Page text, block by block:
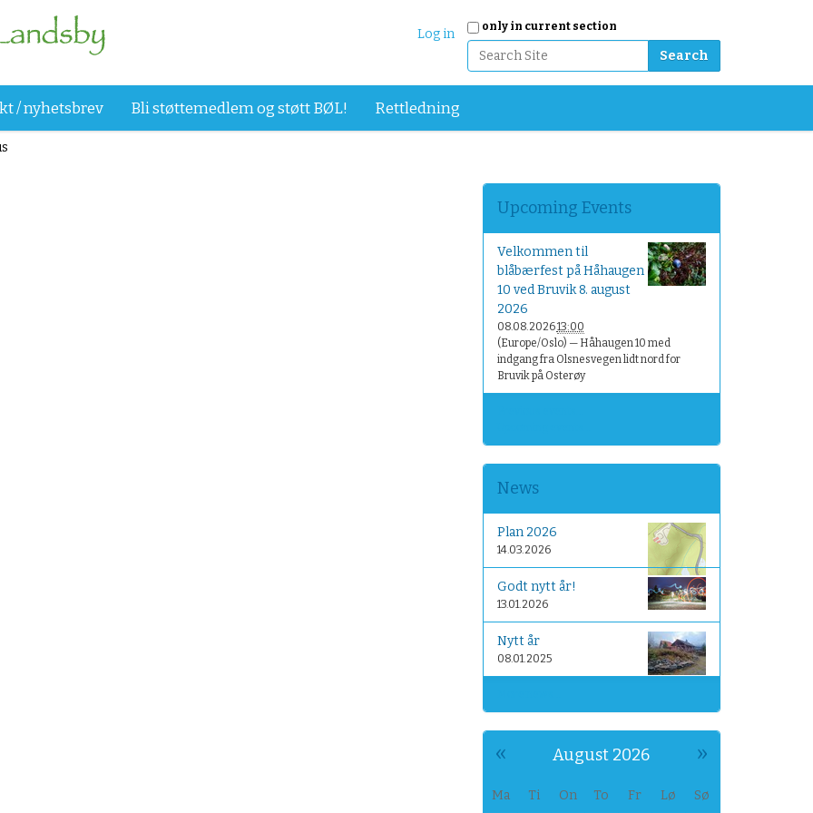
Search Site
only in current section
Log in
/ nyhetsbrev Bli støttemedlem og støtt BØL! Rettledning
Upcoming Events
Velkommen til
blåbærfest på Håhaugen
10 ved Bruvik 8. august
2026
08.08.202613:00
(Europe/Oslo) — Håhaugen 10 med
indgang fra Olsnesvegen lidt nord for
Bruvik på Osterøy
News
Plan 2026
14.03.2026
Godt nytt år!
13.01.2026
Nytt år
08.01.2025
« August 2026 »
Ma Ti On To Fr Lø Sø